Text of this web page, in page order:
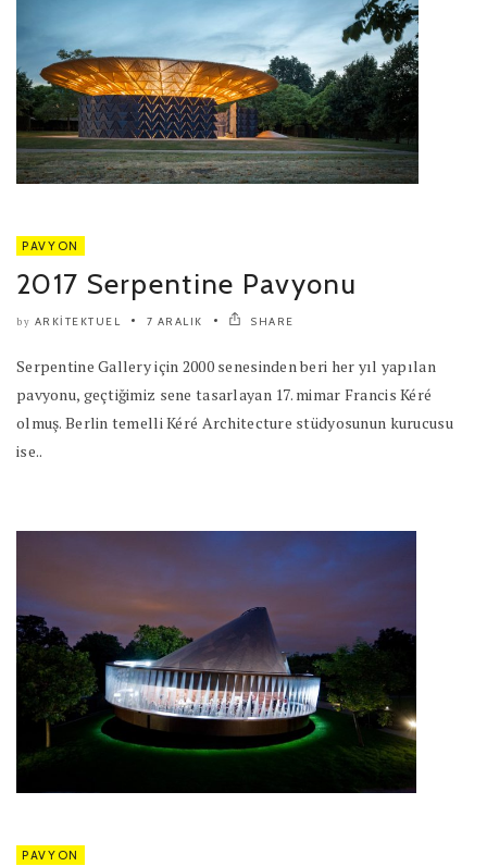
PAVYON
2017 Serpentine Pavyonu
by ARKITEKTUEL 7 ARALIK SHARE
Serpentine Gallery için 2000 senesinden beri her yıl yapılan
pavyonu, geçtiğimiz sene tasarlayan 17. mimar Francis Kéré
olmuş. Berlin temelli Kéré Architecture stüdyosunun kurucusu
ise..
PAVYON